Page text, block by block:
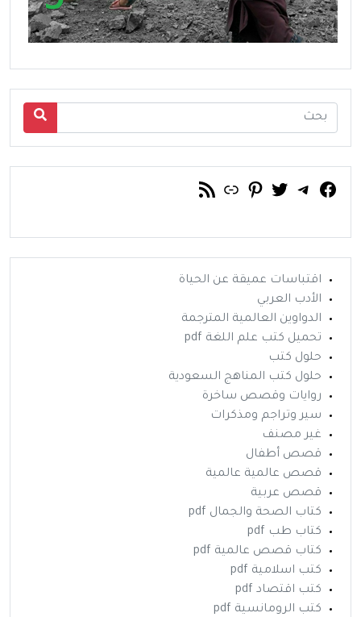
فيسبوك
تيليجرام
تويتربينتريست
رابطخلاصة RSS
اقتباسات عميقة عن الحياة
الأدب العربي
الدواوين العالمية المترجمة
تحميل كتب علم اللغة pdf
حلول كتب
حلول كتب المناهج السعودية
روايات وقصص ساخرة
سير وتراجم ومذكرات
غير مصنف
قصص أطفال
قصص عالمية عالمية
قصص عربية
كتاب الصحة والجمال pdf
كتاب طب pdf
كتاب قصص عالمية pdf
كتب اسلامية pdf
كتب اقتصاد pdf
كتب الرومانسية pdf